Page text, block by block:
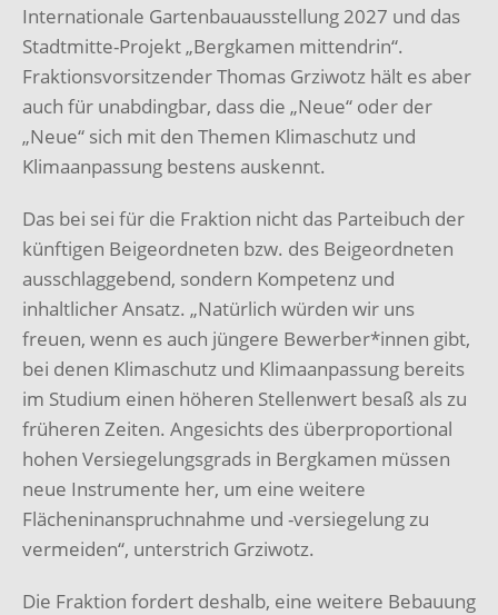
Internationale Gartenbauausstellung 2027 und das
Stadtmitte-Projekt „Bergkamen mittendrin“.
Fraktionsvorsitzender Thomas Grziwotz hält es aber
auch für unabdingbar, dass die „Neue“ oder der
„Neue“ sich mit den Themen Klimaschutz und
Klimaanpassung bestens auskennt.
Das bei sei für die Fraktion nicht das Parteibuch der
künftigen Beigeordneten bzw. des Beigeordneten
ausschlaggebend, sondern Kompetenz und
inhaltlicher Ansatz. „Natürlich würden wir uns
freuen, wenn es auch jüngere Bewerber*innen gibt,
bei denen Klimaschutz und Klimaanpassung bereits
im Studium einen höheren Stellenwert besaß als zu
früheren Zeiten. Angesichts des überproportional
hohen Versiegelungsgrads in Bergkamen müssen
neue Instrumente her, um eine weitere
Flächeninanspruchnahme und -versiegelung zu
vermeiden“, unterstrich Grziwotz.
Die Fraktion fordert deshalb, eine weitere Bebauung